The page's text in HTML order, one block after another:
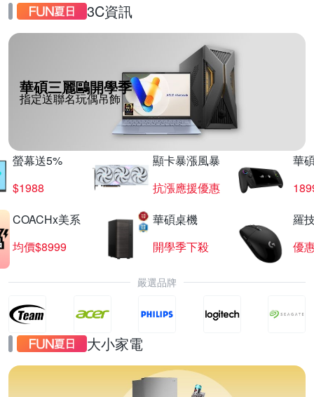
3C資訊
華碩三麗鷗開學季
指定送聯名玩偶吊飾
螢幕送5%
$1988
顯卡暴漲風暴
抗漲應援優惠
華
COACHx美系
均價$8999
華碩桌機
開學季下殺
羅
優
嚴選品牌
大小家電